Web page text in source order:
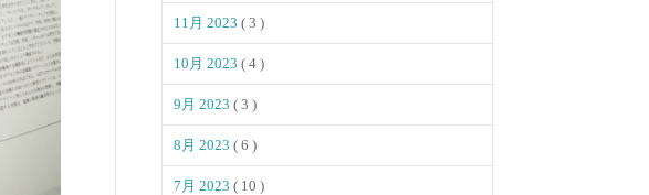
11月 2023 ( 3 )
10月 2023 ( 4 )
9月 2023 ( 3 )
8月 2023 ( 6 )
7月 2023 ( 10 )